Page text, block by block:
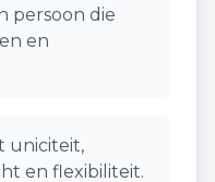
persoon die
en
uniciteit,
en flexibiliteit.